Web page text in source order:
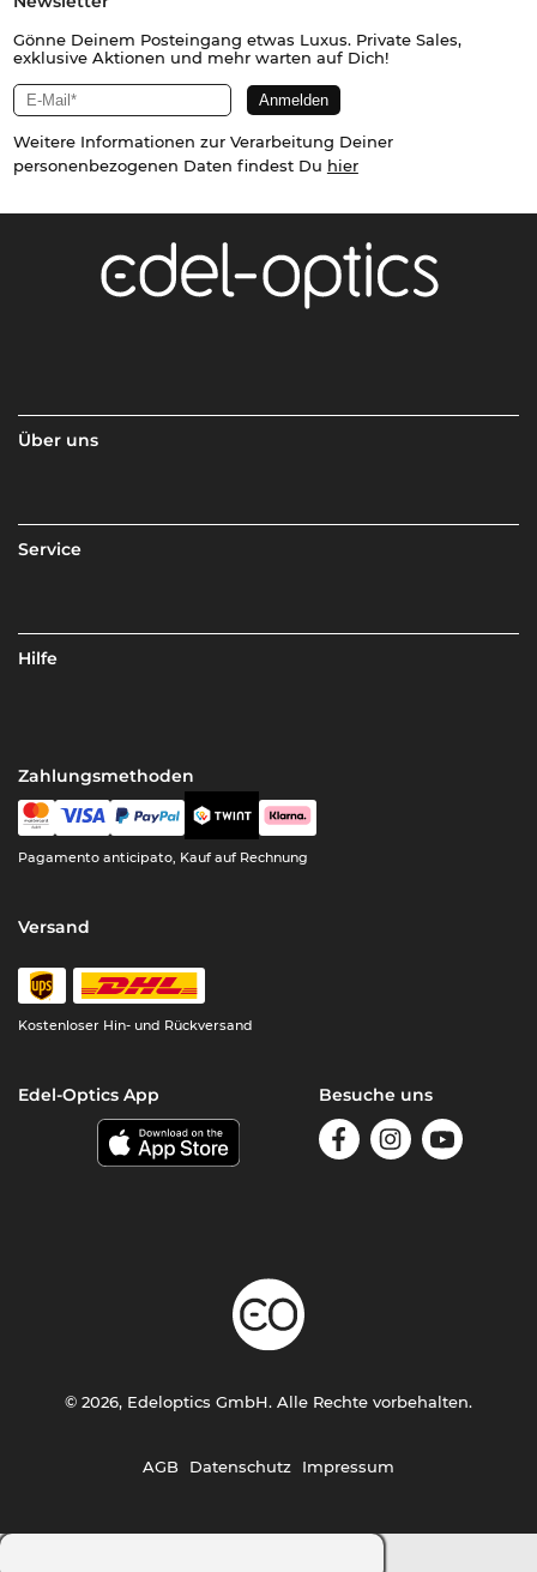
Gönne Deinem Posteingang etwas Luxus. Private Sales,
exklusive Aktionen und mehr warten auf Dich!
Weitere Informationen zur Verarbeitung Deiner
personenbezogenen Daten findest Du hier
Über uns
Service
Hilfe
Zahlungsmethoden
Pagamento anticipato, Kauf auf Rechnung
Versand
Kostenloser Hin- und Rückversand
Edel-Optics App Besuche uns
AGB Datenschutz Impressum
© 2026, Edeloptics GmbH. Alle Rechte vorbehalten.